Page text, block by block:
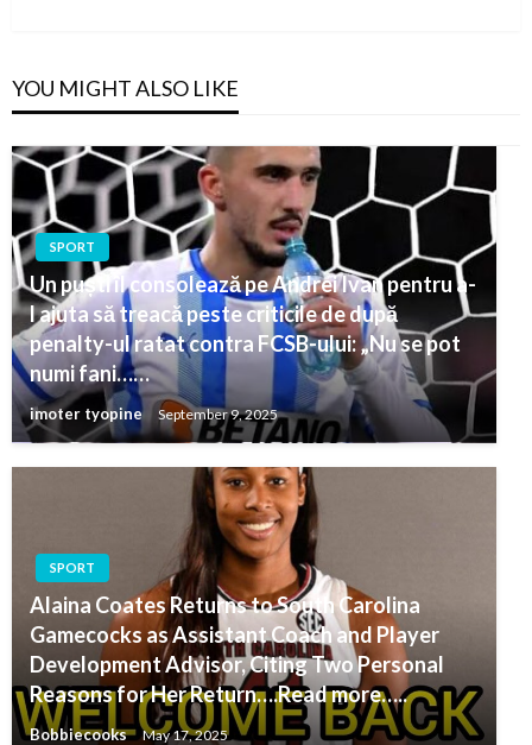
YOU MIGHT ALSO LIKE
SPORT
Un puști îl consolează pe Andrei Ivan pentru a-
l ajuta să treacă peste criticile de după
penalty-ul ratat contra FCSB-ului: „Nu se pot
numi fani……
imoter tyopine September 9, 2025
SPORT
Alaina Coates Returns to South Carolina
Gamecocks as Assistant Coach and Player
Development Advisor, Citing Two Personal
Reasons for Her Return….Read more…..
Bobbiecooks May 17, 2025